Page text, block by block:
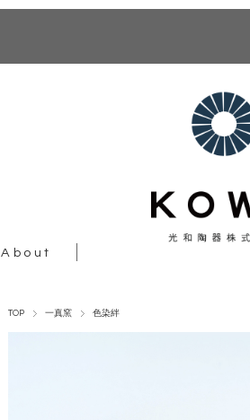
About
TOP 一真窯 色染絆